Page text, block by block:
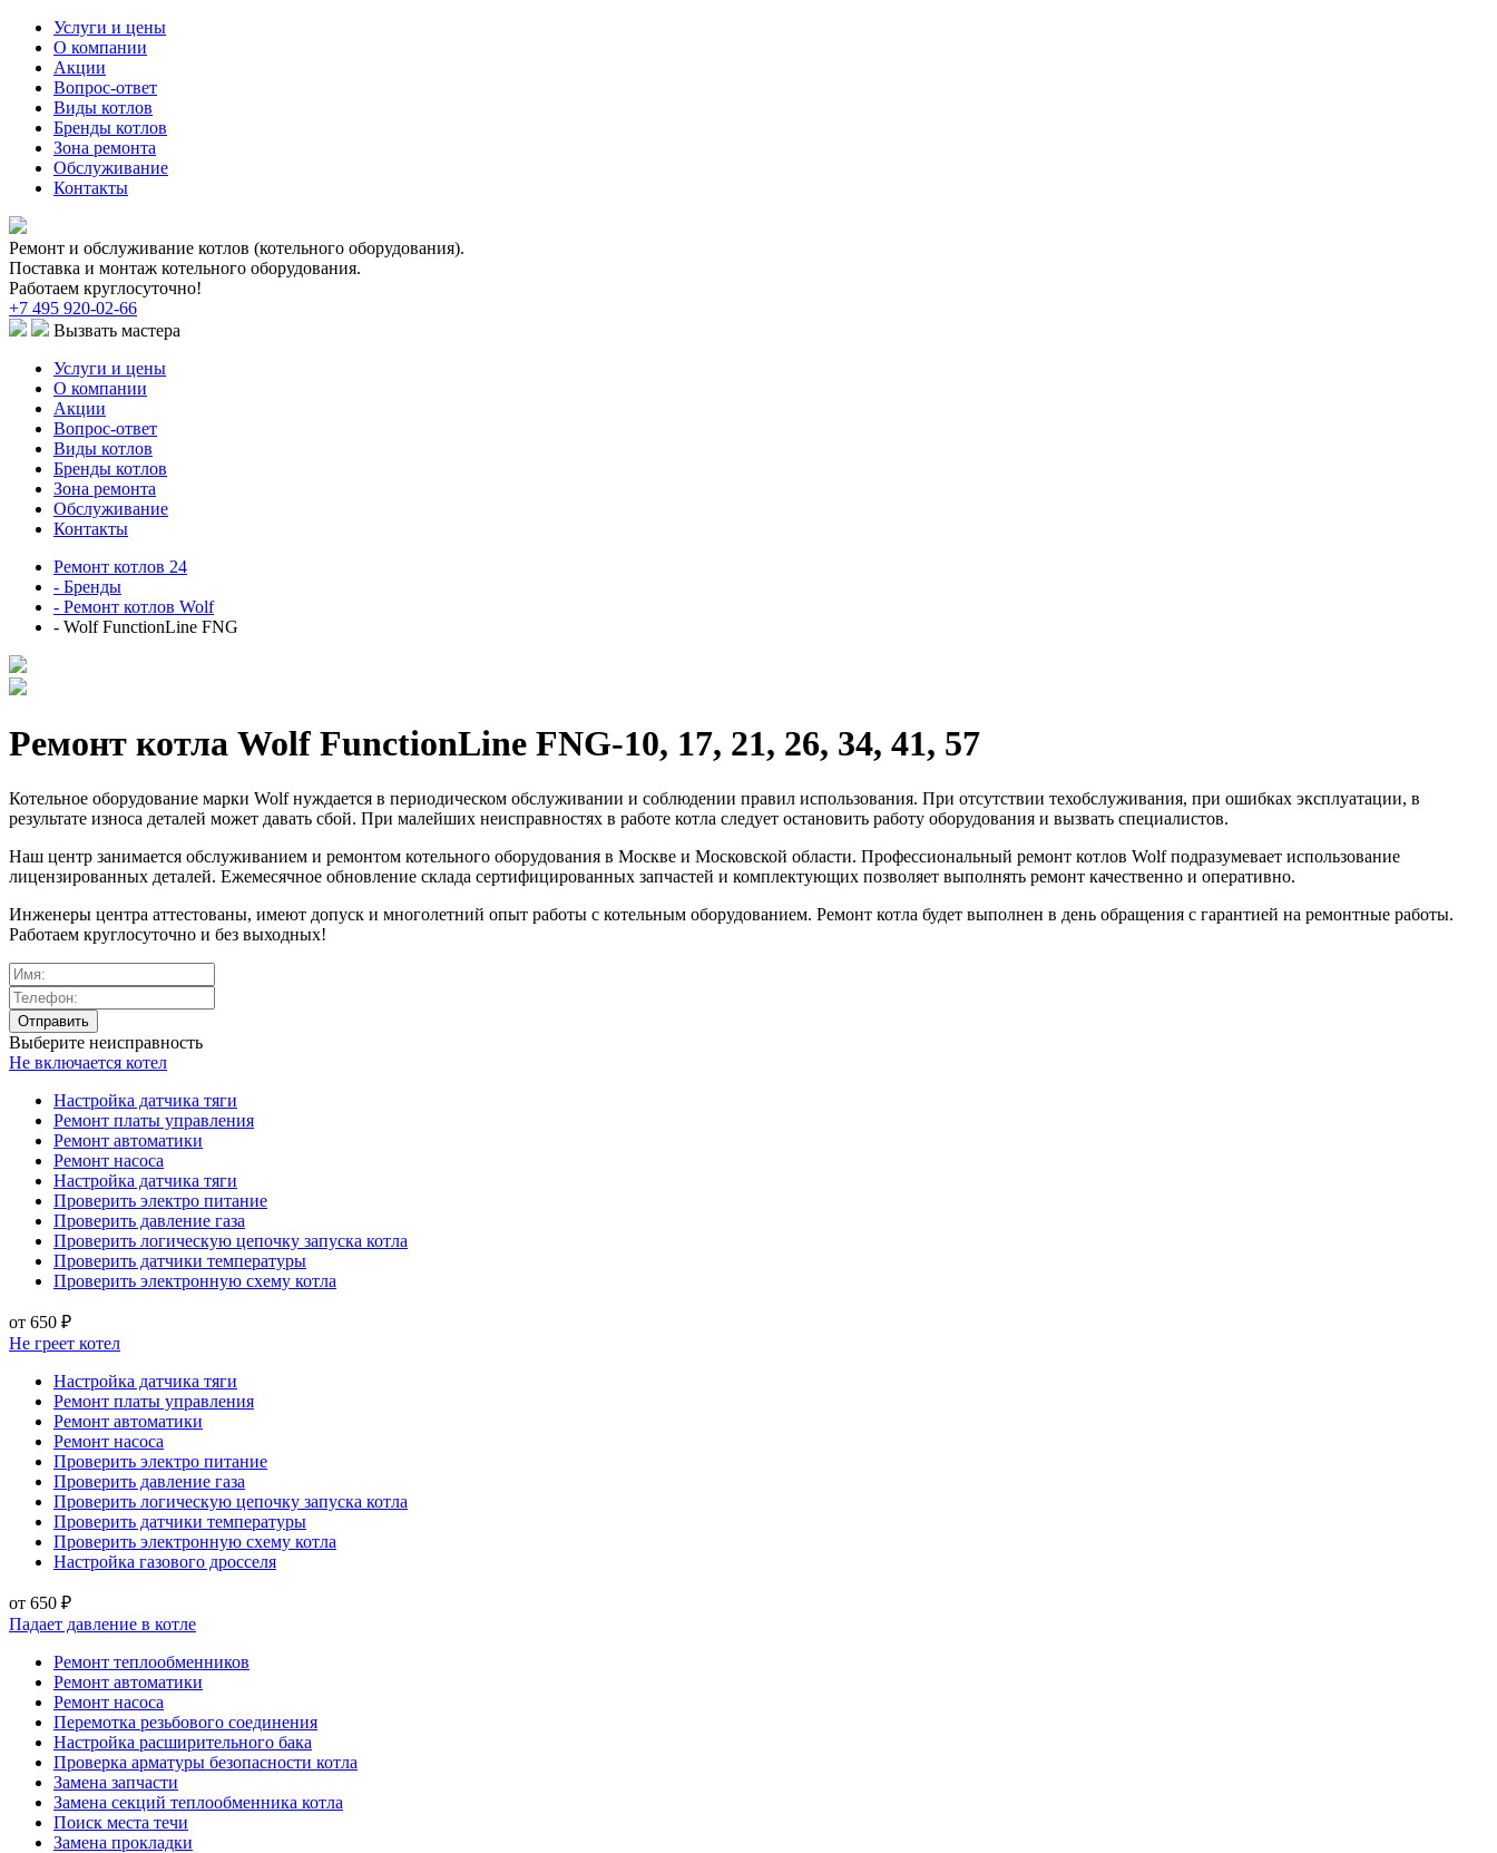
Услуги и цены
О компании
Акции
Вопрос-ответ
Виды котлов
Бренды котлов
Зона ремонта
Обслуживание
Контакты
Ремонт и обслуживание котлов (котельного оборудования).
Поставка и монтаж котельного оборудования.
Работаем круглосуточно!
+7 495 920-02-66
Вызвать мастера
Услуги и цены
О компании
Акции
Вопрос-ответ
Виды котлов
Бренды котлов
Зона ремонта
Обслуживание
Контакты
Ремонт котлов 24
- Бренды
- Ремонт котлов Wolf
- Wolf FunctionLine FNG
Ремонт котла Wolf FunctionLine FNG-10, 17, 21, 26, 34, 41, 57
Котельное оборудование марки Wolf нуждается в периодическом обслуживании и соблюдении правил использования. При отсутствии техобслуживания, при ошибках эксплуатации, в
результате износа деталей может давать сбой. При малейших неисправностях в работе котла следует остановить работу оборудования и вызвать специалистов.
Наш центр занимается обслуживанием и ремонтом котельного оборудования в Москве и Московской области. Профессиональный ремонт котлов Wolf подразумевает использование
лицензированных деталей. Ежемесячное обновление склада сертифицированных запчастей и комплектующих позволяет выполнять ремонт качественно и оперативно.
Инженеры центра аттестованы, имеют допуск и многолетний опыт работы с котельным оборудованием. Ремонт котла будет выполнен в день обращения с гарантией на ремонтные работы.
Работаем круглосуточно и без выходных!
Выберите неисправность
Не включается котел
Настройка датчика тяги
Ремонт платы управления
Ремонт автоматики
Ремонт насоса
Настройка датчика тяги
Проверить электро питание
Проверить давление газа
Проверить логическую цепочку запуска котла
Проверить датчики температуры
Проверить электронную схему котла
от 650 ₽
Не греет котел
Настройка датчика тяги
Ремонт платы управления
Ремонт автоматики
Ремонт насоса
Проверить электро питание
Проверить давление газа
Проверить логическую цепочку запуска котла
Проверить датчики температуры
Проверить электронную схему котла
Настройка газового дросселя
от 650 ₽
Падает давление в котле
Ремонт теплообменников
Ремонт автоматики
Ремонт насоса
Перемотка резьбового соединения
Настройка расширительного бака
Проверка арматуры безопасности котла
Замена запчасти
Замена секций теплообменника котла
Поиск места течи
Замена прокладки